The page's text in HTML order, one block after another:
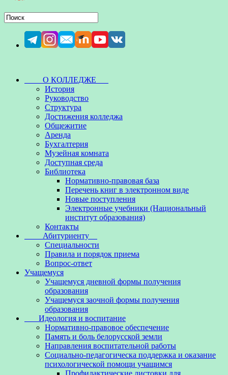
О КОЛЛЕДЖЕ
История
Руководство
Структура
Достижения колледжа
Общежитие
Аренда
Бухгалтерия
Музейная комната
Доступная среда
Библиотека
Нормативно-правовая база
Перечень книг в электронном виде
Новые поступления
Электронные учебники (Национальный
институт образования)
Контакты
Абитуриенту
Специальности
Правила и порядок приема
Вопрос-ответ
Учащемуся
Учащемуся дневной формы получения
образования
Учащемуся заочной формы получения
образования
Идеология и воспитание
Нормативно-правовое обеспечение
Память и боль белорусской земли
Направления воспитательной работы
Социально-педагогическа поддержка и оказание
психологической помощи учащимся
Профилактические листовки для